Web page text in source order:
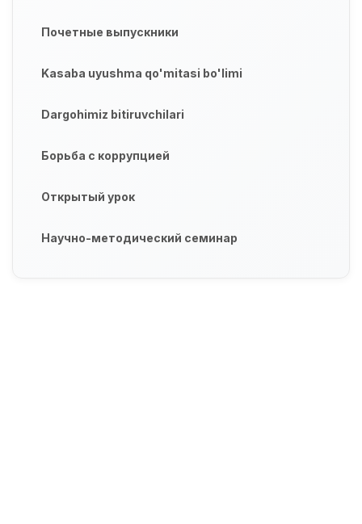
Почетные выпускники
Kasaba uyushma qo'mitasi bo'limi
Dargohimiz bitiruvchilari
Борьба с коррупцией
Открытый урок
Научно-методический семинар